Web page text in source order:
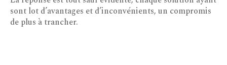
sont lot d’avantages et d’inconvénients, un compromis
de plus à trancher.